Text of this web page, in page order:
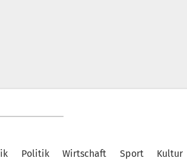
Politik Wirtschaft Sport Kultur